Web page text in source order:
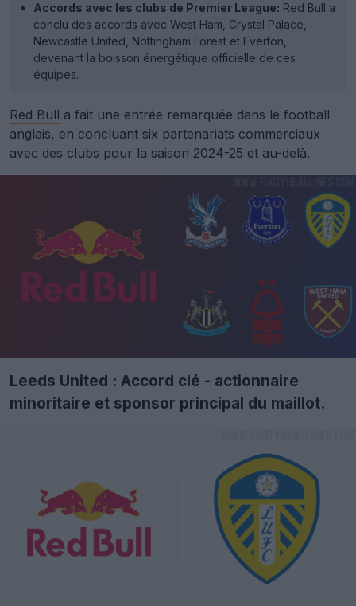
Accords avec les clubs de Premier League: Red Bull a
conclu des accords avec West Ham, Crystal Palace,
Newcastle United, Nottingham Forest et Everton,
devenant la boisson énergétique officielle de ces
équipes.
Red Bull a fait une entrée remarquée dans le football
anglais, en concluant six partenariats commerciaux
avec des clubs pour la saison 2024-25 et au-delà.
Leeds United : Accord clé - actionnaire
minoritaire et sponsor principal du maillot.